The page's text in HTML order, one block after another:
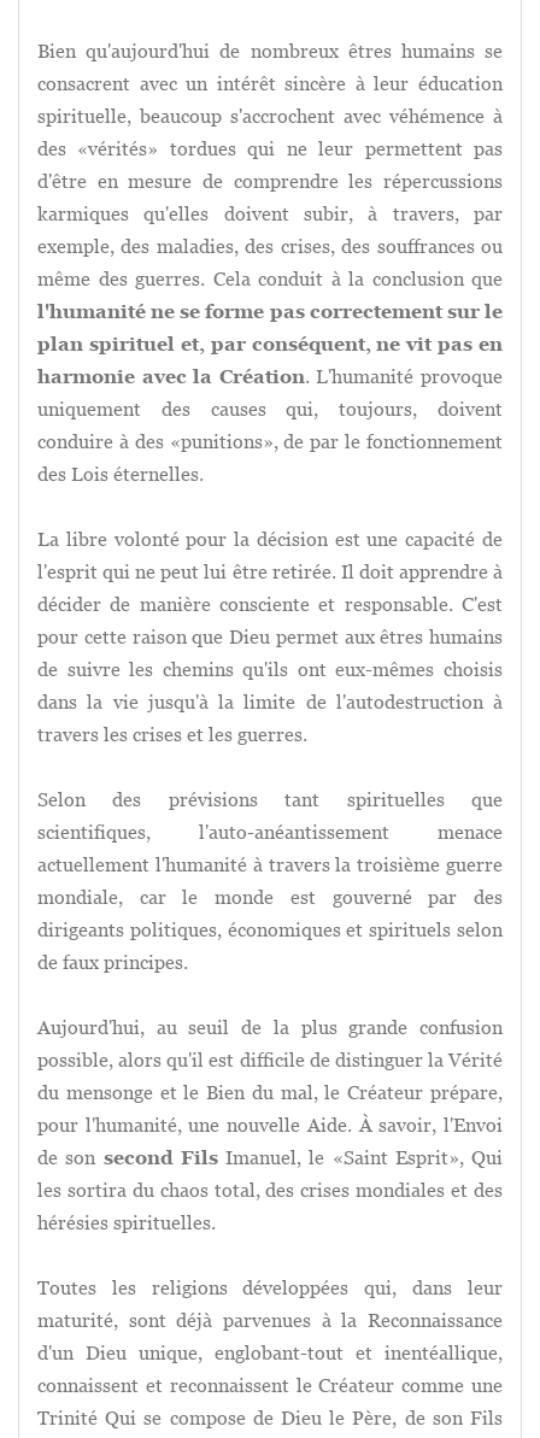
Bien qu'aujourd'hui de nombreux êtres humains se
consacrent avec un intérêt sincère à leur éducation
spirituelle, beaucoup s'accrochent avec véhémence à
des «vérités» tordues qui ne leur permettent pas
d'être en mesure de comprendre les répercussions
karmiques qu'elles doivent subir, à travers, par
exemple, des maladies, des crises, des souffrances ou
même des guerres. Cela conduit à la conclusion que
l'humanité ne se forme pas correctement sur le
plan spirituel et, par conséquent, ne vit pas en
harmonie avec la Création. L'humanité provoque
uniquement des causes qui, toujours, doivent
conduire à des «punitions», de par le fonctionnement
des Lois éternelles.
La libre volonté pour la décision est une capacité de
l'esprit qui ne peut lui être retirée. Il doit apprendre à
décider de manière consciente et responsable. C'est
pour cette raison que Dieu permet aux êtres humains
de suivre les chemins qu'ils ont eux-mêmes choisis
dans la vie jusqu'à la limite de l'autodestruction à
travers les crises et les guerres.
Selon des prévisions tant spirituelles que
scientifiques, l'auto-anéantissement menace
actuellement l'humanité à travers la troisième guerre
mondiale, car le monde est gouverné par des
dirigeants politiques, économiques et spirituels selon
de faux principes.
Aujourd'hui, au seuil de la plus grande confusion
possible, alors qu'il est difficile de distinguer la Vérité
du mensonge et le Bien du mal, le Créateur prépare,
pour l'humanité, une nouvelle Aide. À savoir, l'Envoi
de son second FilsImanuel, le «Saint Esprit», Qui
les sortira du chaos total, des crises mondiales et des
hérésies spirituelles.
Toutes les religions développées qui, dans leur
maturité, sont déjà parvenues à la Reconnaissance
d'un Dieu unique, englobant-tout et inentéallique,
connaissent et reconnaissent le Créateur comme une
Trinité Qui se compose de Dieu le Père, de son Fils